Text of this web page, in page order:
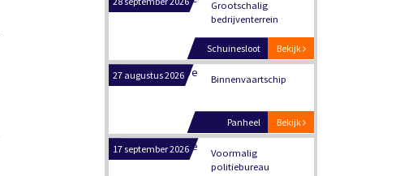
Schuinesloot
Binnenvaartschip
Bekijk
Panheel
Voormalig
politiebureau
Dordrecht